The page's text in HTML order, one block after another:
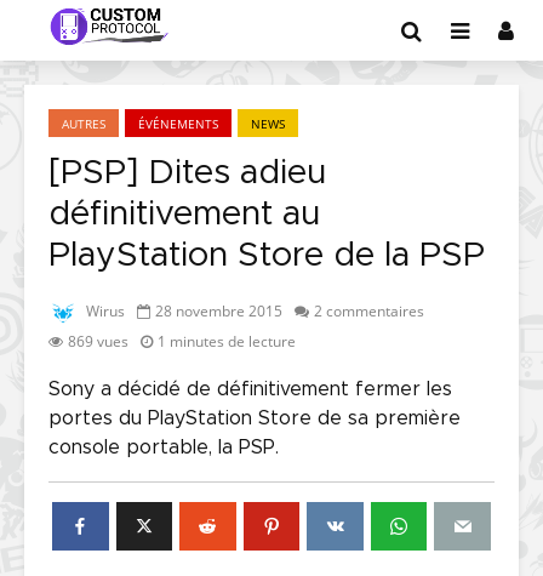
AUTRES ÉVÉNEMENTS NEWS
[PSP] Dites adieu
définitivement au
PlayStation Store de la PSP
Wirus 28 novembre 2015
2 commentaires
869 vues
1 minutes de lecture
Sony a décidé de définitivement fermer les
portes du PlayStation Store de sa première
console portable, la PSP.